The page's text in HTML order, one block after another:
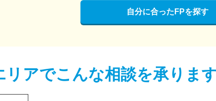
自分に合ったFPを探す
リアでこんな相談を承ります